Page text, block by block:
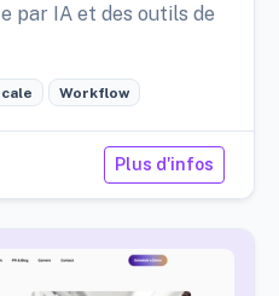
par IA et des outils de
Workflow
Plus d'infos